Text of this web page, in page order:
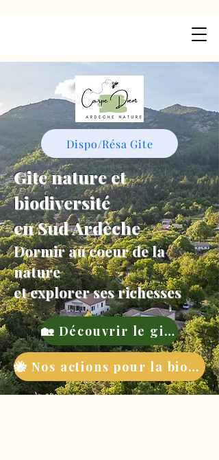
Dispo/Résa Gite
Gite nature et
biodiversité
en Sud Ardèche
Dormir au coeur de la
nature
et explorer ses richesses
🏡 Découvrir le gite
🐝 Nos actions pour la biodiversité